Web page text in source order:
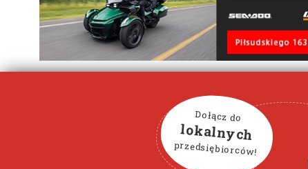
Dołącz do
lokalnych
przedsiębiorców!